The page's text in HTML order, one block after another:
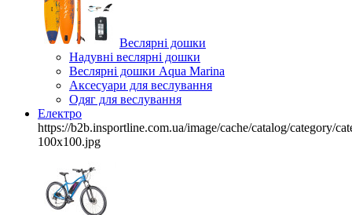
Веслярні дошки
Надувні веслярні дошки
Веслярні дошки Aqua Marina
Аксесуари для веслування
Одяг для веслування
Електро
https://b2b.insportline.com.ua/image/cache/catalog/category/
100x100.jpg